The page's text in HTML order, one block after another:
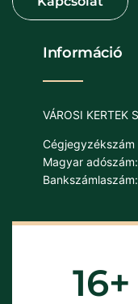
Információ
VÁROSI KERTEK
Cégjegyzékszám
Magyar
16